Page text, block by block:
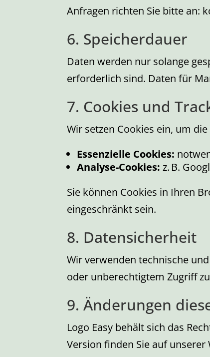
Anfragen richten Sie bitte an:
6. Speicherdauer
Daten werden nur solange
erforderlich sind. Daten für
7. Cookies und
Wir setzen Cookies ein, um
Essenzielle Cookies:
Analyse-Cookies: z. B.
Sie können Cookies in Ihren
eingeschränkt sein.
8. Datensicherheit
Wir verwenden technische
oder unberechtigtem Zugriff
9. Änderungen
Logo Easy behält sich das
Version finden Sie auf unserer